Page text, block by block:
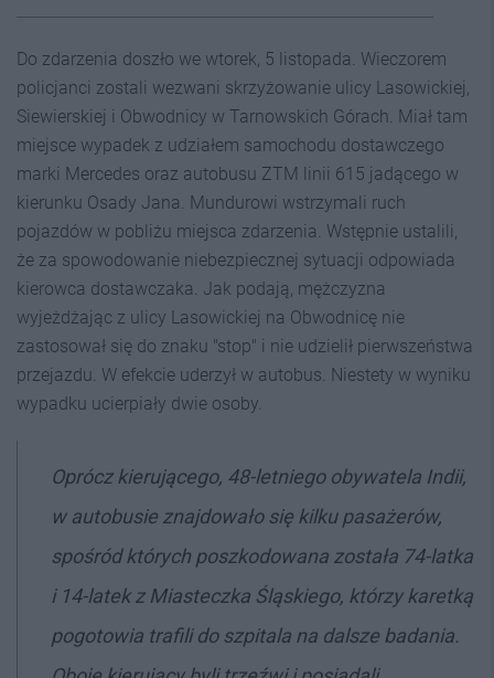
Do zdarzenia doszło we wtorek, 5 listopada. Wieczorem
policjanci zostali wezwani skrzyżowanie ulicy Lasowickiej,
Siewierskiej i Obwodnicy w Tarnowskich Górach. Miał tam
miejsce wypadek z udziałem samochodu dostawczego
marki Mercedes oraz autobusu ZTM linii 615 jadącego w
kierunku Osady Jana. Mundurowi wstrzymali ruch
pojazdów w pobliżu miejsca zdarzenia. Wstępnie ustalili,
że za spowodowanie niebezpiecznej sytuacji odpowiada
kierowca dostawczaka. Jak podają, mężczyzna
wyjeżdżając z ulicy Lasowickiej na Obwodnicę nie
zastosował się do znaku "stop" i nie udzielił pierwszeństwa
przejazdu. W efekcie uderzył w autobus. Niestety w wyniku
wypadku ucierpiały dwie osoby.
Oprócz kierującego, 48-letniego obywatela Indii,
w autobusie znajdowało się kilku pasażerów,
spośród których poszkodowana została 74-latka
i 14-latek z Miasteczka Śląskiego, którzy karetką
pogotowia trafili do szpitala na dalsze badania.